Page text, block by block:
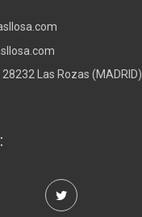
Las Rozas (MADRID)